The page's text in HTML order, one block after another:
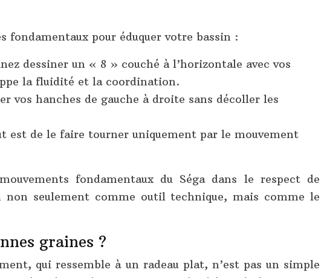
pour éduquer votre bassin :
dessiner un « 8 » couché à l’horizontale avec vos
la fluidité et la coordination.
vos hanches de gauche à droite sans décoller les
est de le faire tourner uniquement par le mouvement
fondamentaux du Séga dans le respect de
seulement comme outil technique, mais comme le
graines ?
qui ressemble à un radeau plat, n’est pas un simple